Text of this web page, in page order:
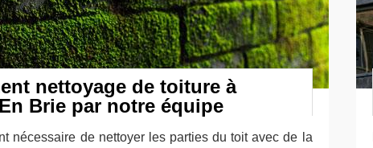
nettoyage de toiture à
Brie par notre équipe
nécessaire de nettoyer les parties du toit avec de la